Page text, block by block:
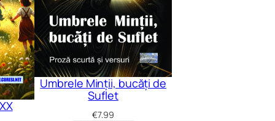
Umbrele Minții, bucăți de
Suflet
€7.99